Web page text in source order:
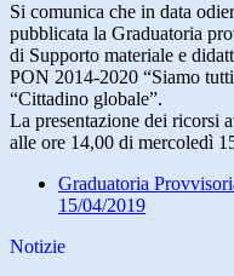
Si comunica che in data
pubblicata la Graduatoria
di Supporto materiale e
PON 2014-2020 “Siamo
“Cittadino globale”.
La presentazione dei ricorsi
alle ore 14,00 di mercoledì
Graduatoria
15/04/2019
Notizie